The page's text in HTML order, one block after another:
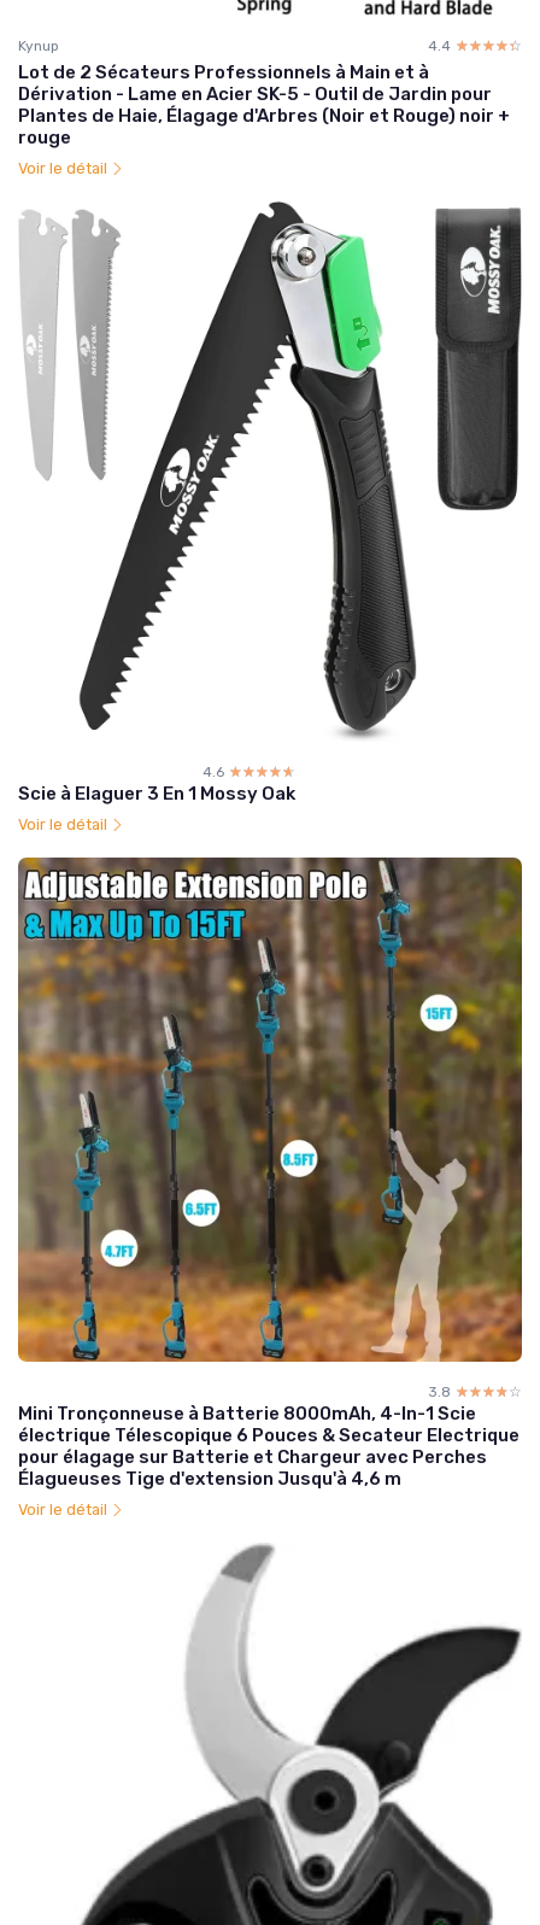
Kynup 4.4 ☆☆☆☆☆
★★★★★
Lot de 2 Sécateurs Professionnels à Main et à
Dérivation - Lame en Acier SK-5 - Outil de Jardin pour
Plantes de Haie, Élagage d'Arbres (Noir et Rouge) noir +
rouge
Voir le détail
4.6 ☆☆☆☆☆
★★★★★
Scie à Elaguer 3 En 1 Mossy Oak
Voir le détail
3.8 ☆☆☆☆☆
★★★★★
Mini Tronçonneuse à Batterie 8000mAh, 4-In-1 Scie
électrique Télescopique 6 Pouces & Secateur Electrique
pour élagage sur Batterie et Chargeur avec Perches
Élagueuses Tige d'extension Jusqu'à 4,6 m
Voir le détail